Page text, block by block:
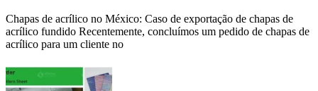
Chapas de acrílico no México: Caso de exportação de chapas de
acrílico fundido Recentemente, concluímos um pedido de chapas de
acrílico para um cliente no